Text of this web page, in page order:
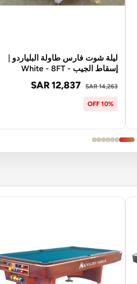
ليلة شوت فارس طاولة البلياردو |
إسقاط الجيب - White - 8FT
SAR 12,837 SAR 14,263
10% OFF